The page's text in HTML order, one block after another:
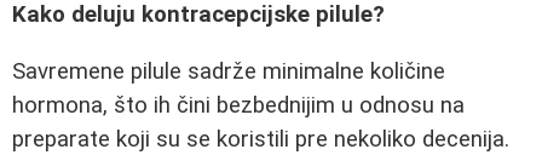
Kako deluju kontracepcijske pilule?
Savremene pilule sadrže minimalne količine
hormona, što ih čini bezbednijim u odnosu na
preparate koji su se koristili pre nekoliko decenija.